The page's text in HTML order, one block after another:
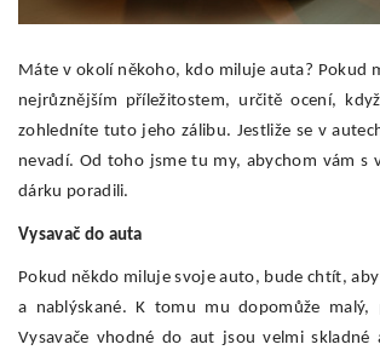
Máte v okolí někoho, kdo miluje auta? Pokud
nejrůznějším příležitostem, určitě ocení,
zohledníte tuto jeho zálibu. Jestliže se v
nevadí. Od toho jsme tu my, abychom vám s
dárku poradili.
Vysavač do auta
Pokud někdo miluje svoje auto, bude chtít,
a nablýskané. K tomu mu dopomůže malý,
Vysavače vhodné do aut jsou velmi skladné